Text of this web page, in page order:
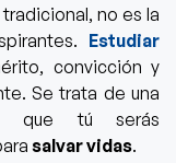
no es la
Estudiar
convicción y
Se trata de una
que tú serás
salvar vidas.